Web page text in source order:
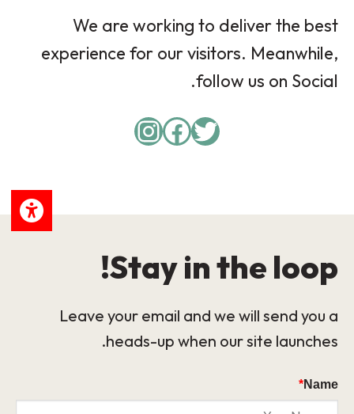
We are working to deliver the best
experience for our visitors. Meanwhile,
follow us on Social.
Twitter
Facebook
Instagram
Stay in the loop!
Leave your email and we will send you a
heads-up when our site launches.
Name
*